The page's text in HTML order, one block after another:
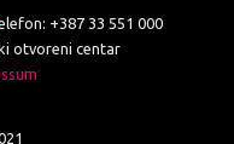
+387 33 551 000
otvoreni centar